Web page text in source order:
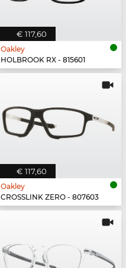
€ 117,60
Oakley
HOLBROOK RX - 815601
€ 117,60
Oakley
CROSSLINK ZERO - 807603